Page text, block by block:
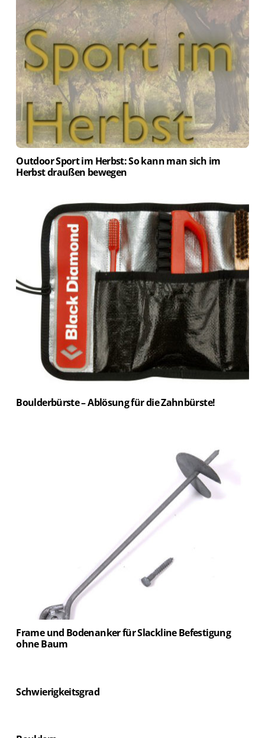
Outdoor Sport im Herbst: So kann man sich im
Herbst draußen bewegen
Boulderbürste – Ablösung für die Zahnbürste!
Frame und Bodenanker für Slackline Befestigung
ohne Baum
Schwierigkeitsgrad